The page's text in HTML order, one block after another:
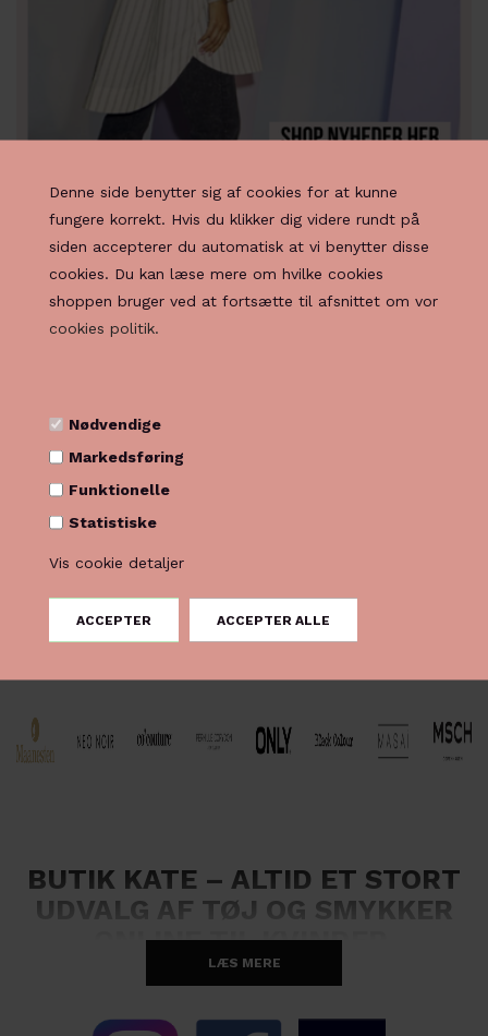
Denne side benytter sig af cookies for at kunne
fungere korrekt. Hvis du klikker dig videre rundt på
siden accepterer du automatisk at vi benytter disse
cookies. Du kan læse mere om hvilke cookies
shoppen bruger ved at fortsætte til afsnittet om vor
cookies politik.
Nødvendige
Markedsføring
Funktionelle
Statistiske
Vis cookie detaljer
BUTIK KATE – ALTID ET STORT
UDVALG AF TØJ OG SMYKKER
ONLINE TIL KVINDER
LÆS MERE